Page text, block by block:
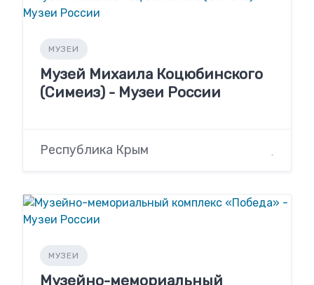
МУЗЕИ
Музей Михаила Коцюбинского
(Симеиз) - Музеи России
Республика Крым
МУЗЕИ
Музейно-мемориальный